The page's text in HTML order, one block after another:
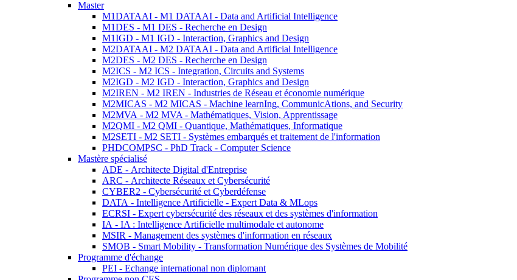
Master
M1DATAAI - M1 DATAAI - Data and Artificial Intelligence
M1DES - M1 DES - Recherche en Design
M1IGD - M1 IGD - Interaction, Graphics and Design
M2DATAAI - M2 DATAAI - Data and Artificial Intelligence
M2DES - M2 DES - Recherche en Design
M2ICS - M2 ICS - Integration, Circuits and Systems
M2IGD - M2 IGD - Interaction, Graphics and Design
M2IREN - M2 IREN - Industries de Réseau et économie numérique
M2MICAS - M2 MICAS - Machine learnIng, CommunicAtions, and Security
M2MVA - M2 MVA - Mathématiques, Vision, Apprentissage
M2QMI - M2 QMI - Quantique, Mathématiques, Informatique
M2SETI - M2 SETI - Systèmes embarqués et traitement de l'information
PHDCOMPSC - PhD Track - Computer Science
Mastère spécialisé
ADE - Architecte Digital d'Entreprise
ARC - Architecte Réseaux et Cybersécurité
CYBER2 - Cybersécurité et Cyberdéfense
DATA - Intelligence Artificielle - Expert Data & MLops
ECRSI - Expert cybersécurité des réseaux et des systèmes d'information
IA - IA : Intelligence Artificielle multimodale et autonome
MSIR - Management des systèmes d'information en réseaux
SMOB - Smart Mobility - Transformation Numérique des Systèmes de Mobilité
Programme d'échange
PEI - Echange international non diplomant